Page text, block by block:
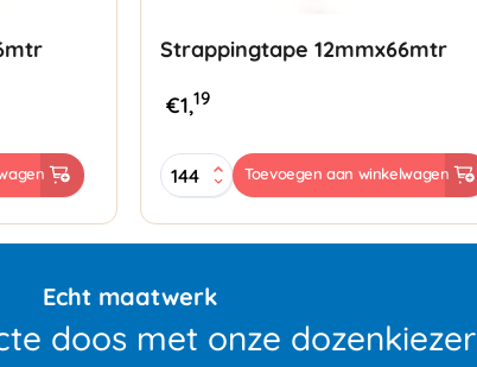
Strappingtape 12mmx66mtr
€1,19
Strappingtape
12mmx66mtr
oranje
Toevoegen aan winkelwagen
Echt maatwerk
doos met onze dozenkiezer